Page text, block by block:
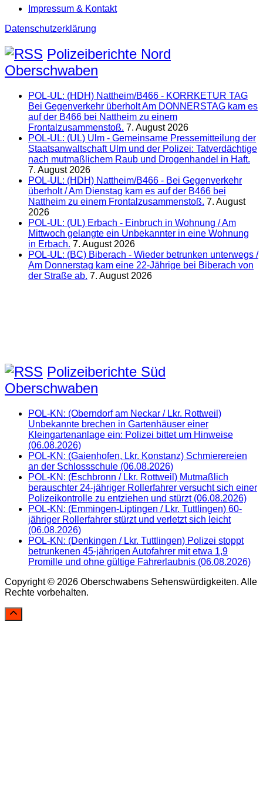
Impressum & Kontakt
Datenschutzerklärung
Polizeiberichte Nord
Oberschwaben
POL-UL: (HDH) Nattheim/B466 - KORRKETUR TAG
Bei Gegenverkehr überholt Am DONNERSTAG kam es
auf der B466 bei Nattheim zu einem
Frontalzusammenstoß. 7. August 2026
POL-UL: (UL) Ulm - Gemeinsame Pressemitteilung der
Staatsanwaltschaft Ulm und der Polizei: Tatverdächtige
nach mutmaßlichem Raub und Drogenhandel in Haft.
7. August 2026
POL-UL: (HDH) Nattheim/B466 - Bei Gegenverkehr
überholt / Am Dienstag kam es auf der B466 bei
Nattheim zu einem Frontalzusammenstoß. 7. August
2026
POL-UL: (UL) Erbach - Einbruch in Wohnung / Am
Mittwoch gelangte ein Unbekannter in eine Wohnung
in Erbach. 7. August 2026
POL-UL: (BC) Biberach - Wieder betrunken unterwegs /
Am Donnerstag kam eine 22-Jährige bei Biberach von
der Straße ab. 7. August 2026
Polizeiberichte Süd
Oberschwaben
POL-KN: (Oberndorf am Neckar / Lkr. Rottweil)
Unbekannte brechen in Gartenhäuser einer
Kleingartenanlage ein: Polizei bittet um Hinweise
(06.08.2026)
POL-KN: (Gaienhofen, Lkr. Konstanz) Schmierereien
an der Schlossschule (06.08.2026)
POL-KN: (Eschbronn / Lkr. Rottweil) Mutmaßlich
berauschter 24-jähriger Rollerfahrer versucht sich einer
Polizeikontrolle zu entziehen und stürzt (06.08.2026)
POL-KN: (Emmingen-Liptingen / Lkr. Tuttlingen) 60-
jähriger Rollerfahrer stürzt und verletzt sich leicht
(06.08.2026)
POL-KN: (Denkingen / Lkr. Tuttlingen) Polizei stoppt
betrunkenen 45-jährigen Autofahrer mit etwa 1,9
Promille und ohne gültige Fahrerlaubnis (06.08.2026)
Copyright © 2026 Oberschwabens Sehenswürdigkeiten. Alle
Rechte vorbehalten.